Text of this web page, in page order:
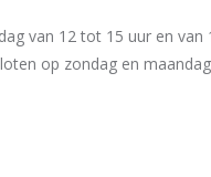
van 12 tot 15 uur en
op zondag en